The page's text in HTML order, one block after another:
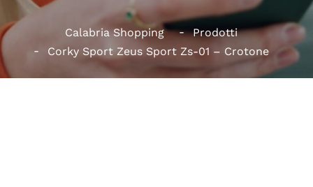
Calabria Shopping
Prodotti
Corky Sport Zeus Sport Zs-01 – Crotone